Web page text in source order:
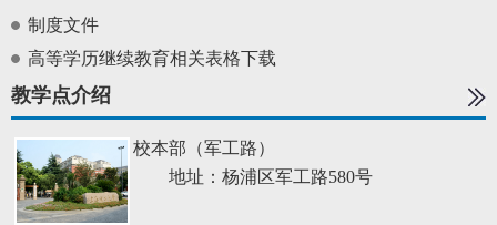
制度文件
高等学历继续教育相关表格下载
教学点介绍
校本部（军工路）
地址：杨浦区军工路580号